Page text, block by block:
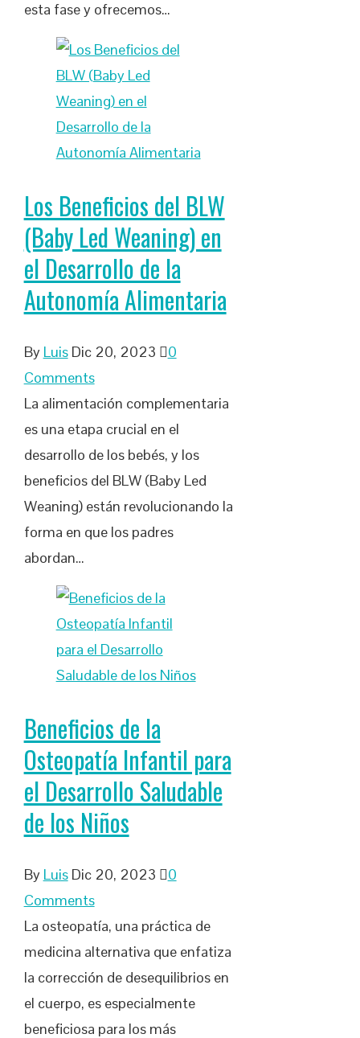
esta fase y ofrecemos…
Los Beneficios del BLW
(Baby Led Weaning) en
el Desarrollo de la
Autonomía Alimentaria
By Luis Dic 20, 2023
0
Comments
La alimentación complementaria
es una etapa crucial en el
desarrollo de los bebés, y los
beneficios del BLW (Baby Led
Weaning) están revolucionando la
forma en que los padres
abordan…
Beneficios de la
Osteopatía Infantil para
el Desarrollo Saludable
de los Niños
By Luis Dic 20, 2023
0
Comments
La osteopatía, una práctica de
medicina alternativa que enfatiza
la corrección de desequilibrios en
el cuerpo, es especialmente
beneficiosa para los más